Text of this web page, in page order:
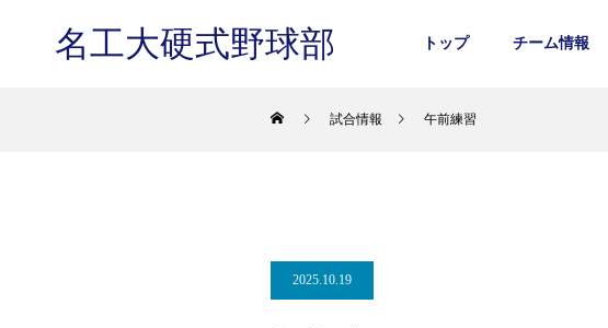
名工大硬式野球部 トップ チーム情報
試合情報 午前練習
2025.10.19